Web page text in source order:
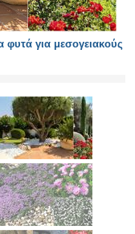
για μεσογειακούς